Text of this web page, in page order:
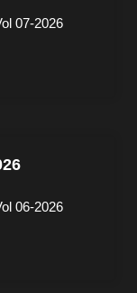
07-2026
06-2026